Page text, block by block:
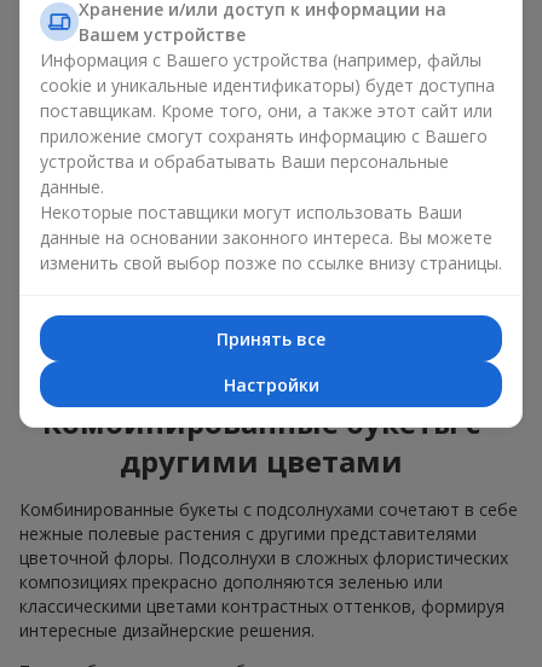
изящные сочетания с классическими розами;
яркие букеты с побегами нежной зелени.
Единственный нюанс: подсолнухи — сезонные цветы,
доступные для продажи только в период цветения.
Классический букет с
Классический букет с подсолнухами подчёркивает
природную форму и цветовую гамму яркого цветка.
композиции. Это универсальные летние композиции,
которые подходят как для торжественных событий, так и
просто как приятный подарок на каждый день.
Комбинированные букеты с
другими цветами
Комбинированные букеты с подсолнухами сочетают в себе
нежные полевые растения с другими представителями
цветочной флоры. Подсолнухи в сложных флористических
композициях прекрасно дополняются зеленью или
классическими цветами контрастных оттенков, формируя
интересные дизайнерские решения.
Хранение и/или доступ к информации на
Вашем устройстве
Информация с Вашего устройства (например, файлы
cookie и уникальные идентификаторы) будет доступна
поставщикам. Кроме того, они, а также этот сайт или
приложение смогут сохранять информацию с Вашего
устройства и обрабатывать Ваши персональные
данные.
Некоторые поставщики могут использовать Ваши
данные на основании законного интереса. Вы можете
изменить свой выбор позже по ссылке внизу страницы.
Принять все
Настройки